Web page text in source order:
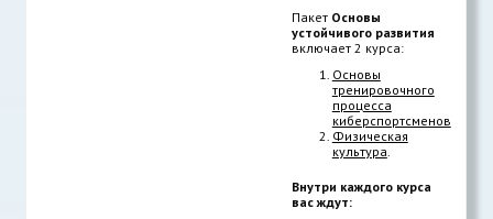
Пакет Основы
устойчивого развития
включает 2 курса:
Основы
тренировочного
процесса
киберспортсменов
Физическая
культура.
Внутри каждого курса
вас ждут: